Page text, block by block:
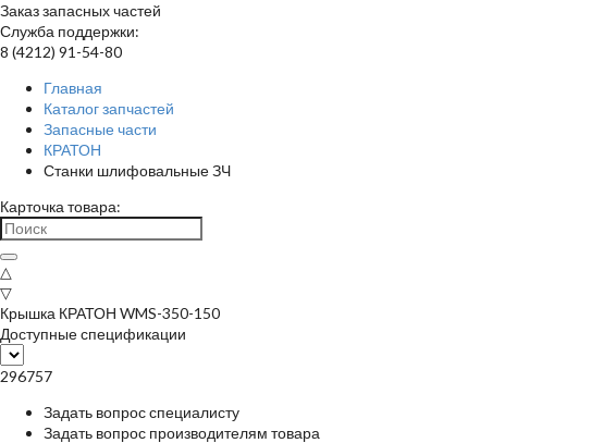
Заказ запасных частей
Служба поддержки:
8 (4212) 91-54-80
Главная
Каталог запчастей
Запасные части
КРАТОН
Станки шлифовальные ЗЧ
Карточка товара:
△
▽
Крышка КРАТОН WMS-350-150
Доступные спецификации
296757
Задать вопрос специалисту
Задать вопрос производителям товара